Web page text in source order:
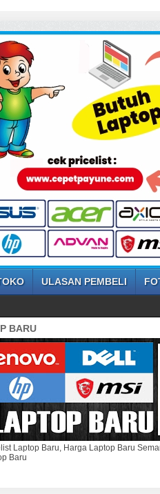
ULASAN PEMBELI
BARU
Laptop Baru, Harga Laptop Baru
Baru